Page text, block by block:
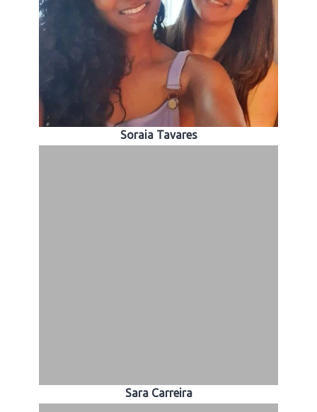
Soraia Tavares
Sara Carreira